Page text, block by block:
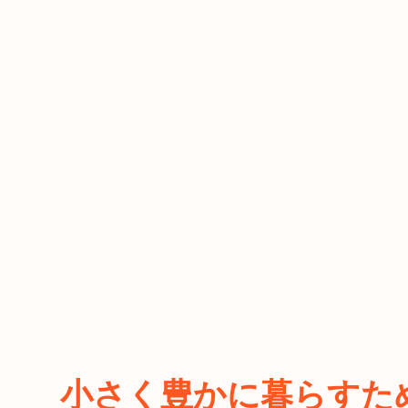
小さく豊かに暮らすた